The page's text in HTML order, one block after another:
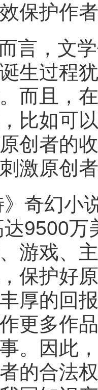
保护作
言，文
生过程
而且，
比如可
创者的
激原创
》奇幻小
9500万
游戏、
保护好
厚的回
更多作
。因此
的合法